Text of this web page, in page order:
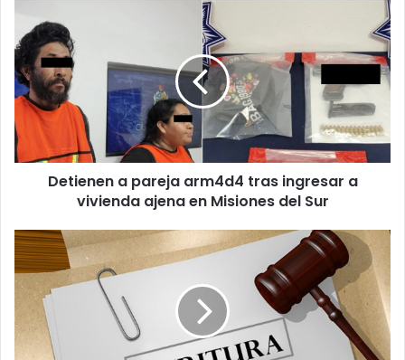
pareja
arm4d4
tras
ingresar
a
vivienda
ajena
Sur
Detienen a pareja arm4d4 tras ingresar a
vivienda ajena en Misiones del Sur
Ofrece
Coesvi
asesorías
gratuitas
para
regularizar
viviendas